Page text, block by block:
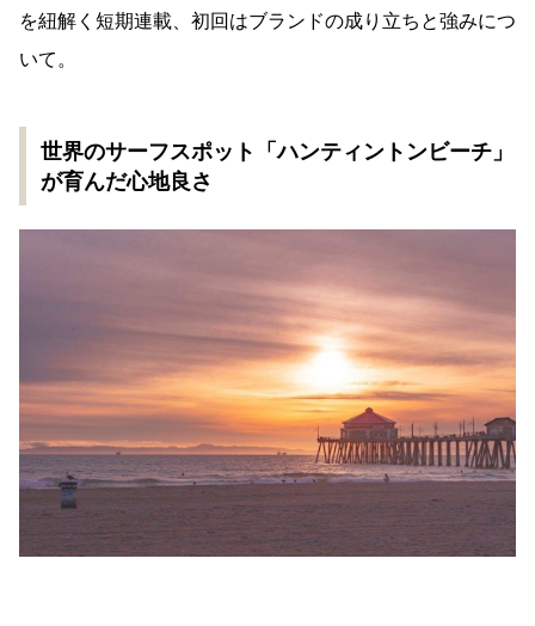
を紐解く短期連載、初回はブランドの成り立ちと強みにつ
いて。
世界のサーフスポット「ハンティントンビーチ」
が育んだ心地良さ